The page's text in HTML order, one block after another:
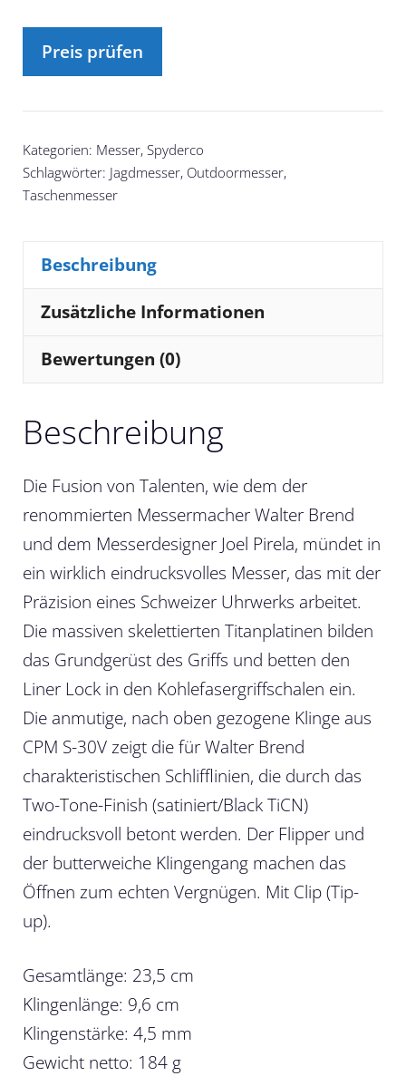
Preis prüfen
Kategorien: Messer, Spyderco
Schlagwörter: Jagdmesser, Outdoormesser,
Taschenmesser
Beschreibung
Zusätzliche Informationen
Bewertungen (0)
Beschreibung
Die Fusion von Talenten, wie dem der
renommierten Messermacher Walter Brend
und dem Messerdesigner Joel Pirela, mündet in
ein wirklich eindrucksvolles Messer, das mit der
Präzision eines Schweizer Uhrwerks arbeitet.
Die massiven skelettierten Titanplatinen bilden
das Grundgerüst des Griffs und betten den
Liner Lock in den Kohlefasergriffschalen ein.
Die anmutige, nach oben gezogene Klinge aus
CPM S-30V zeigt die für Walter Brend
charakteristischen Schlifflinien, die durch das
Two-Tone-Finish (satiniert/Black TiCN)
eindrucksvoll betont werden. Der Flipper und
der butterweiche Klingengang machen das
Öffnen zum echten Vergnügen. Mit Clip (Tip-
up).
Gesamtlänge: 23,5 cm
Klingenlänge: 9,6 cm
Klingenstärke: 4,5 mm
Gewicht netto: 184 g